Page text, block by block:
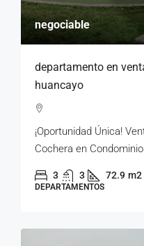
negociable
departamento en
huancayo
¡Oportunidad Única!
Cochera en
3 3 72.9 m2
DEPARTAMENTOS